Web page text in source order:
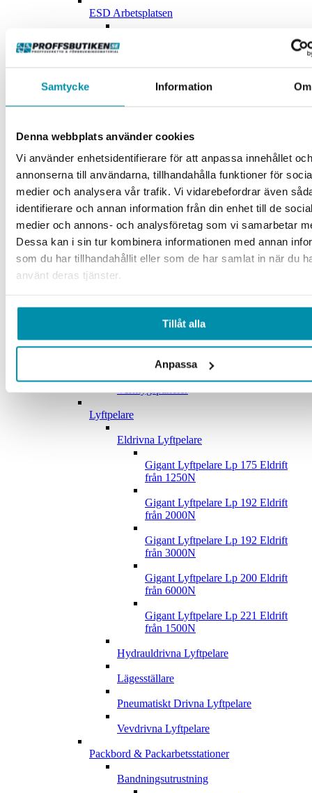
Samtycke Information Om
Denna webbplats använder cookies
Vi använder enhetsidentifierare för att anpassa innehållet och
annonserna till användarna, tillhandahålla funktioner för
medier och analysera vår trafik. Vi vidarebefordrar även
identifierare och annan information från din enhet till de
medier och annons- och analysföretag som vi samarbetar
Dessa kan i sin tur kombinera informationen med annan
som du har tillhandahållit eller som de har samlat in när du
använt deras tjänster.
Tillåt alla
Anpassa
ESD Arbetsplatsen
Golvställ och Väggsystem
Väggsystem
Kontor och Lunchrumsmöbler
Anslagstavlor
Datortillbehör
Konferensrum
Kontorsrum
Krok och Panel
Upphängningskrokar
Lyftpelare
Eldrivna Lyftpelare
Gigant Lyftpelare Lp 175 Eldrift
från 1250N
Gigant Lyftpelare Lp 192 Eldrift
från 2000N
Gigant Lyftpelare Lp 192 Eldrift
från 3000N
Gigant Lyftpelare Lp 200 Eldrift
från 6000N
Gigant Lyftpelare Lp 221 Eldrift
från 1500N
Hydrauldrivna Lyftpelare
Lägesställare
Pneumatiskt Drivna Lyftpelare
Vevdrivna Lyftpelare
Packbord & Packarbetsstationer
Bandningsutrustning